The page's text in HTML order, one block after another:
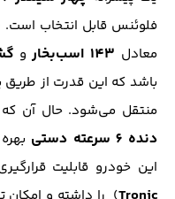
فلوئنس قابل انتخاب است.
معادل 143 اسب‌بخار و
باشد که این قدرت از
منتقل می‌شود. حال آن
دنده 6 سرعته دستی
این خودرو قابلیت